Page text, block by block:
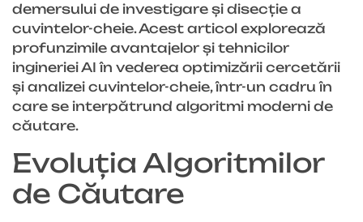
demersului de investigare și disecție a
cuvintelor-cheie. Acest articol explorează
profunzimile avantajelor și tehnicilor
ingineriei AI în vederea optimizării cercetării
și analizei cuvintelor-cheie, într-un cadru în
care se interpătrund algoritmi moderni de
căutare.
Evoluția Algoritmilor
de Căutare